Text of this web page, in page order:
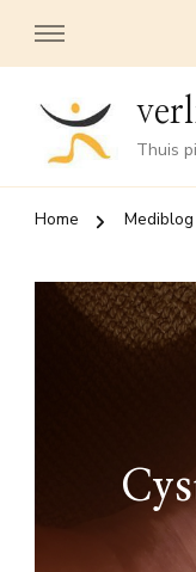
Thuis
Home Mediblog